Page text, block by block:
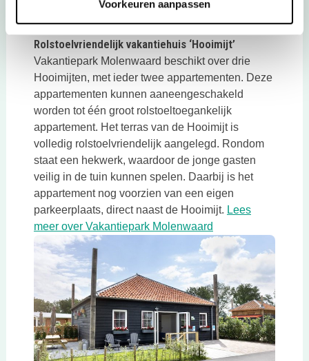
Voorkeuren aanpassen
Rolstoelvriendelijk vakantiehuis ‘Hooimijt’
Vakantiepark Molenwaard beschikt over drie
Hooimijten, met ieder twee appartementen. Deze
appartementen kunnen aaneengeschakeld
worden tot één groot rolstoeltoegankelijk
appartement. Het terras van de Hooimijt is
volledig rolstoelvriendelijk aangelegd. Rondom
staat een hekwerk, waardoor de jonge gasten
veilig in de tuin kunnen spelen. Daarbij is het
appartement nog voorzien van een eigen
parkeerplaats, direct naast de Hooimijt. Lees
meer over Vakantiepark MolenwaardDeze link opent in